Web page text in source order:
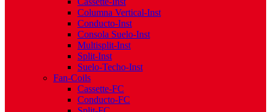
Columna Vertical-Inst
Conducto-Inst
Consola Suelo-Inst
Multisplit-Inst
Split-Inst
Suelo-Techo-Inst
Fan-Coils
Cassette-FC
Conducto-FC